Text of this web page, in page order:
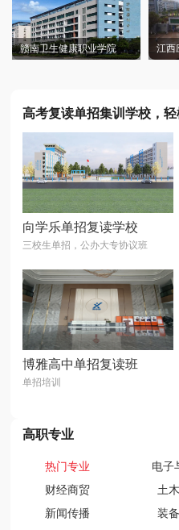
赣南卫生健康职业学院 江西
高考复读单招集训学校，
向学乐单招复读学校
三校生单招，公办大专协议班
博雅高中单招复读班
单招培训
高职专业
热门专业 电子
财经商贸
土
新闻传播
装